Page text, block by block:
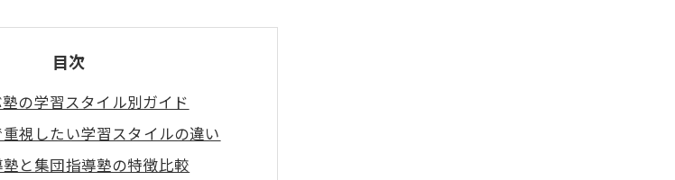
目次
の学習スタイル別ガイド
視したい学習スタイルの違い
と集団指導塾の特徴比較